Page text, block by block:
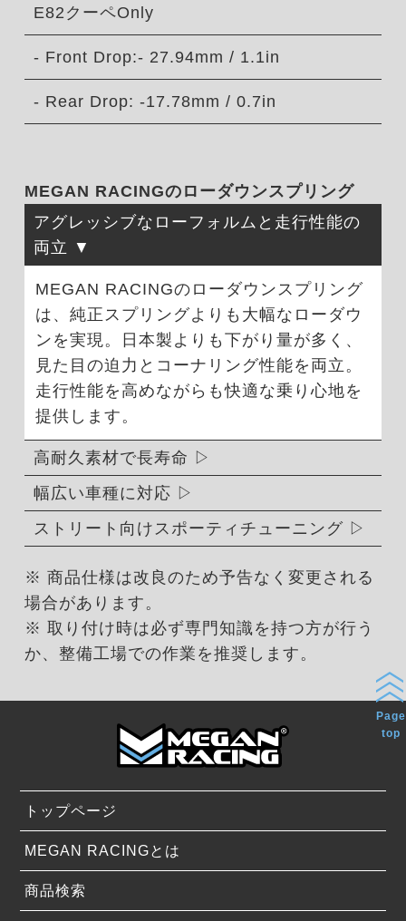
E82クーペOnly
- Front Drop:- 27.94mm / 1.1in
- Rear Drop: -17.78mm / 0.7in
MEGAN RACINGのローダウンスプリング
アグレッシブなローフォルムと走行性能の
両立
MEGAN RACINGのローダウンスプリング
は、純正スプリングよりも大幅なローダウ
ンを実現。日本製よりも下がり量が多く、
見た目の迫力とコーナリング性能を両立。
走行性能を高めながらも快適な乗り心地を
提供します。
高耐久素材で長寿命
幅広い車種に対応
ストリート向けスポーティチューニング
※ 商品仕様は改良のため予告なく変更される
場合があります。
※ 取り付け時は必ず専門知識を持つ方が行う
か、整備工場での作業を推奨します。
トップページ
MEGAN RACINGとは
商品検索
Page
top